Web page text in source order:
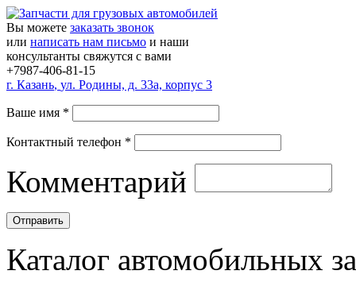
Вы можете заказать звонок
или написать нам письмо и наши
консультанты свяжутся с вами
+7987-406-81-15
г. Казань, ул. Родины, д. 33а, корпус 3
Ваше имя *
Контактный телефон *
Комментарий
Каталог автомобильных